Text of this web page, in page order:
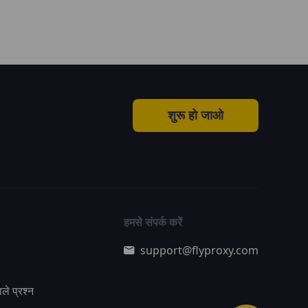
शुरू हो जाओ
प्रश्न
हमसे संपर्क करें
support@flyproxy.com